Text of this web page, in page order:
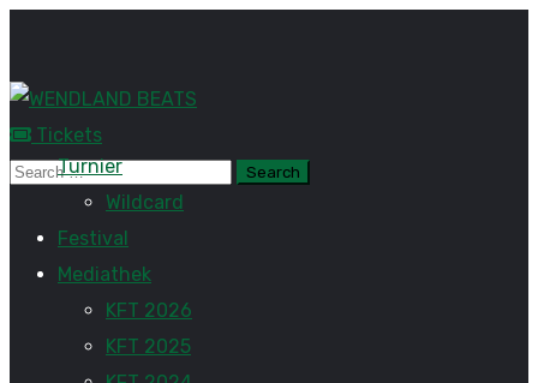
Tickets
Turnier
Wildcard
Festival
Mediathek
KFT 2026
KFT 2025